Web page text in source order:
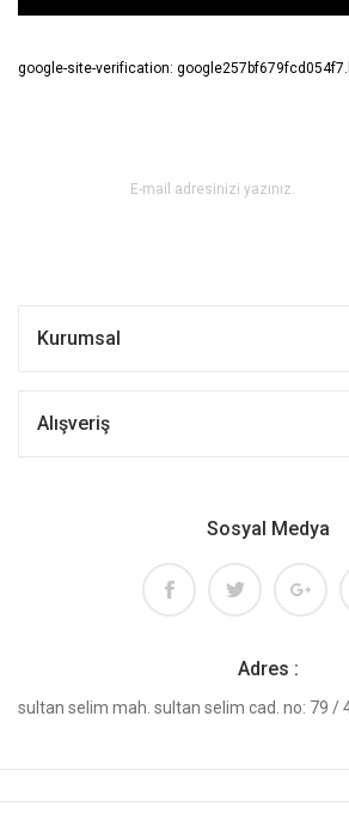
google-site-verification:
Kurumsal
Alışveriş
Sosyal Medya
Adres :
sultan selim mah. sultan selim cad. no: 79 /